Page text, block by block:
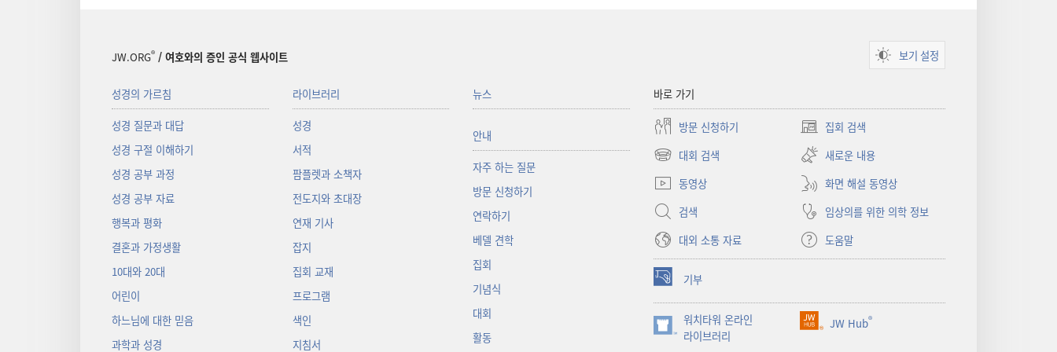
JW.ORG® / 여호와의 증인 공식 웹사이트 보기 설정
성경의 가르침
성경 질문과 대답
성경 구절 이해하기
성경 공부 과정
성경 공부 자료
행복과 평화
결혼과 가정생활
10대와 20대
어린이
하느님에 대한 믿음
과학과 성경
라이브러리
성경
서적
팜플렛과 소책자
전도지와 초대장
연재 기사
잡지
집회 교재
프로그램
색인
지침서
뉴스
안내
자주 하는 질문
방문 신청하기
연락하기
베델 견학
집회
기념식
대회
활동
바로 가기
방문 신청하기 집회 검색
(새로운
창
열기)
대회 검색
(새로운
창
새로운 내용
동영상
화면 해설 동영상
검색
임상의를 위한 의학 정보
대외 소통 자료
도움말
기부
(새로운
창
열기)
워치타워 온라인
라이브러리
(새로운
JW Hub®
(새로운